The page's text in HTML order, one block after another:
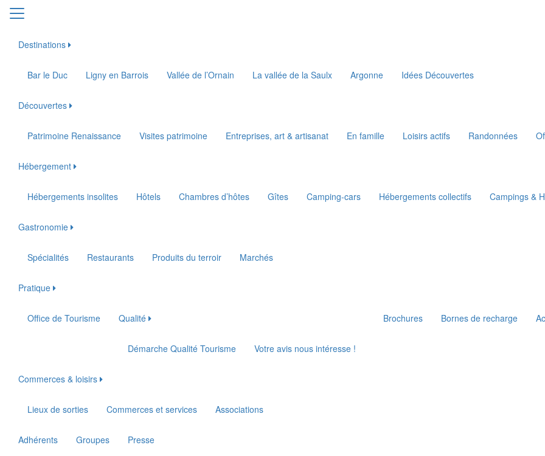
Destinations
Bar le Duc Ligny en Barrois Vallée de l’Ornain La vallée de la Saulx Argonne Idées Découvertes
Découvertes
Patrimoine Renaissance Visites patrimoine Entreprises, art & artisanat En famille Loisirs actifs Randonnées
Hébergement
Hébergements insolites Hôtels Chambres d’hôtes Gîtes Camping-cars Hébergements collectifs Campings &
Gastronomie
Spécialités Restaurants Produits du terroir Marchés
Pratique
Office de Tourisme Qualité
Démarche Qualité Tourisme Votre avis nous intéresse !
Brochures Bornes de recharge
Commerces & loisirs
Lieux de sorties Commerces et services Associations
Adhérents Groupes Presse